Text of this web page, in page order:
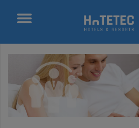
Toggle
navigation